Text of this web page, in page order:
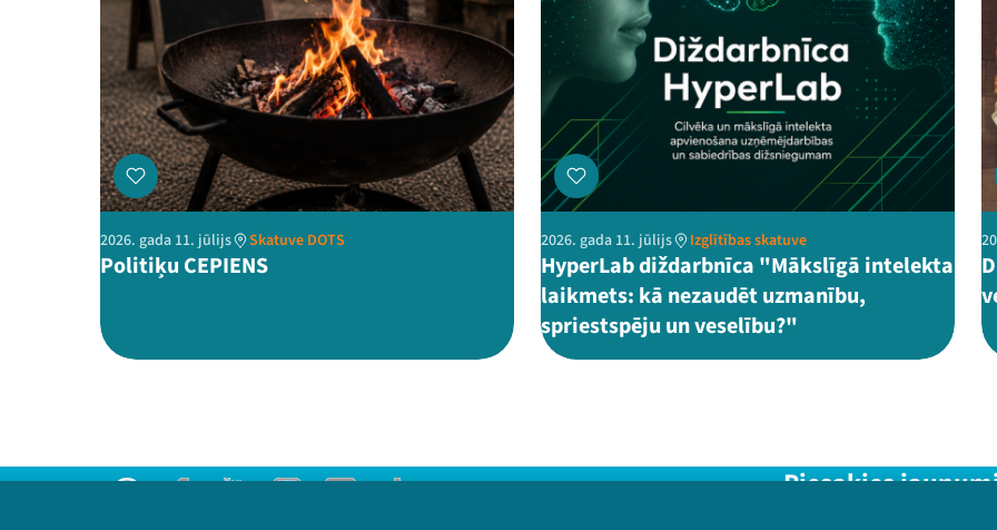
2026. gada 11. jūlijs Skatuve DOTS
Politiķu CEPIENS
2026. gada 11. jūlijs Izglītības skatuve
HyperLab diždarbnīca "Mākslīgā intelekta
laikmets: kā nezaudēt uzmanību,
spriestspēju un veselību?"
Piesakies